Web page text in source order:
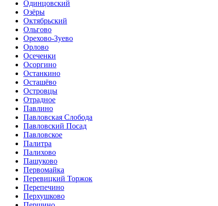
Одинцовский
Озёры
Октябрьский
Ольгово
Орехово-Зуево
Орлово
Осеченки
Осоргино
Останкино
Осташёво
Островцы
Отрадное
Павлино
Павловская Слобода
Павловский Посад
Павловское
Палитра
Палихово
Пашуково
Первомайка
Перевицкий Торжок
Перепечино
Перхушково